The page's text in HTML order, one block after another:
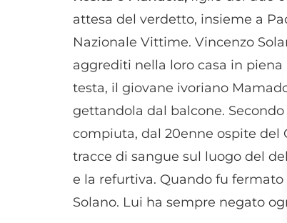
attesa del verdetto, insieme a
Nazionale Vittime. Vincenzo
aggrediti nella loro casa in
testa, il giovane ivoriano
gettandola dal balcone.
compiuta, dal 20enne ospite del
tracce di sangue sul luogo del
e la refurtiva. Quando fu fermato
Solano. Lui ha sempre negato